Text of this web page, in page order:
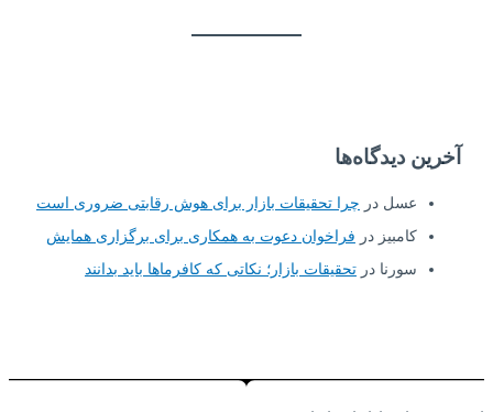
آخرین دیدگاه‌ها
عسل در چرا تحقیقات بازار برای هوش رقابتی ضروری است
کامبیز در فراخوان دعوت به همکاری برای برگزاری همایش
سورنا درتحقیقات بازار؛ نکاتی که کافرماها باید بدانند